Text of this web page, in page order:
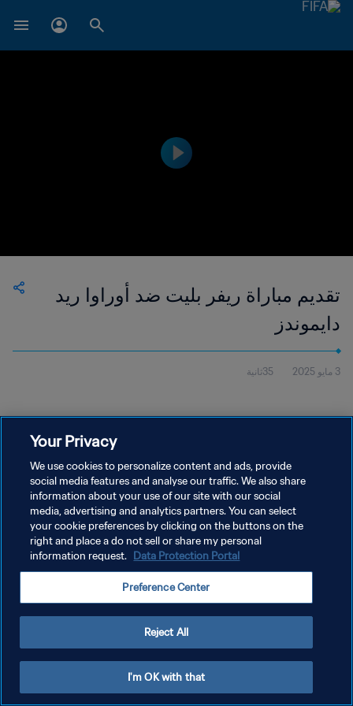
تقديم مباراة ريفر بليت ضد أوراوا ريد
دايموندز
3 مايو 2025 35ثانية
سياسة الخصوصية
شروط الخدمة
إدارة تفضيلات ملفات تعريف الارتباط
حقوق النشر والطبع والتأليف © ١٩٩٤ - ٢٠٢٦ FIFA. جميع الحقوق محفوظة.
Your Privacy
We use cookies to personalize content and ads, provide
social media features and analyse our traffic. We also share
information about your use of our site with our social
media, advertising and analytics partners. You can select
your cookie preferences by clicking on the buttons on the
right and place a do not sell or share my personal
information request. Data Protection Portal
Preference Center
Reject All
I'm OK with that